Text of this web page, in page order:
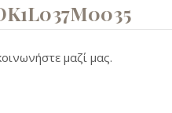
μαζί μας.